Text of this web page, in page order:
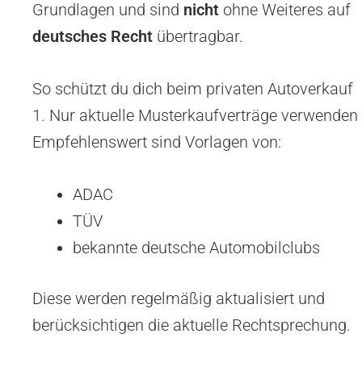
Grundlagen und sind nicht ohne Weiteres auf
deutsches Recht übertragbar.
So schützt du dich beim privaten Autoverkauf
1. Nur aktuelle Musterkaufverträge verwenden
Empfehlenswert sind Vorlagen von:
ADAC
TÜV
bekannte deutsche Automobilclubs
Diese werden regelmäßig aktualisiert und
berücksichtigen die aktuelle Rechtsprechung.